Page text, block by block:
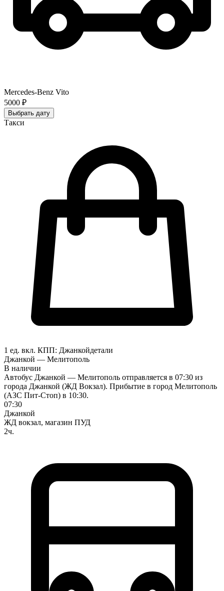
Mercedes-Benz Vito
5000 ₽
Выбрать дату
Такси
1 ед. вкл. КПП: Джанкойдетали
Джанкой — Мелитополь
В наличии
Автобус Джанкой — Мелитополь отправляется в 07:30 из
города Джанкой (ЖД Вокзал). Прибытие в город Мелитополь
(АЗС Пит-Стоп) в 10:30.
07:30
Джанкой
ЖД вокзал, магазин ПУД
2ч.